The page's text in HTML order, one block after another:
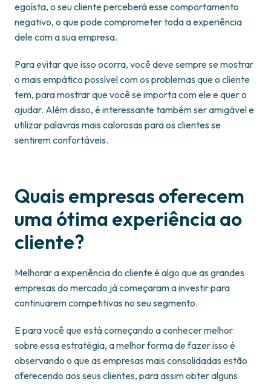
egoísta, o seu cliente perceberá esse comportamento
negativo, o que pode comprometer toda a experiência
dele com a sua empresa.
Para evitar que isso ocorra, você deve sempre se mostrar
o mais empático possível com os problemas que o cliente
tem, para mostrar que você se importa com ele e quer o
ajudar. Além disso, é interessante também ser amigável e
utilizar palavras mais calorosas para os clientes se
sentirem confortáveis.
Quais empresas oferecem
uma ótima experiência ao
cliente?
Melhorar a experiência do cliente é algo que as grandes
empresas do mercado já começaram a investir para
continuarem competitivas no seu segmento.
E para você que está começando a conhecer melhor
sobre essa estratégia, a melhor forma de fazer isso é
observando o que as empresas mais consolidadas estão
oferecendo aos seus clientes, para assim obter alguns